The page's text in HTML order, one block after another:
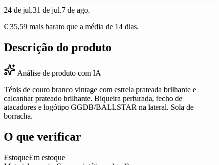
24 de jul.31 de jul.7 de ago.
€ 35,59 mais barato que a média de 14 dias.
Descrição do produto
Análise de produto com IA
Ténis de couro branco vintage com estrela prateada brilhante e
calcanhar prateado brilhante. Biqueira perfurada, fecho de
atacadores e logótipo GGDB/BALLSTAR na lateral. Sola de
borracha.
O que verificar
EstoqueEm estoque